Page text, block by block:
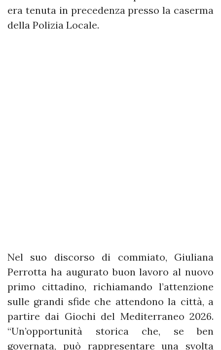
era tenuta in precedenza presso la caserma
della Polizia Locale.
Nel suo discorso di commiato, Giuliana
Perrotta ha augurato buon lavoro al nuovo
primo cittadino, richiamando l’attenzione
sulle grandi sfide che attendono la città, a
partire dai Giochi del Mediterraneo 2026.
“Un’opportunità storica che, se ben
governata, può rappresentare una svolta